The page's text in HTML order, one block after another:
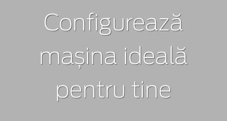
Configurează
mașina ideală
pentru tine